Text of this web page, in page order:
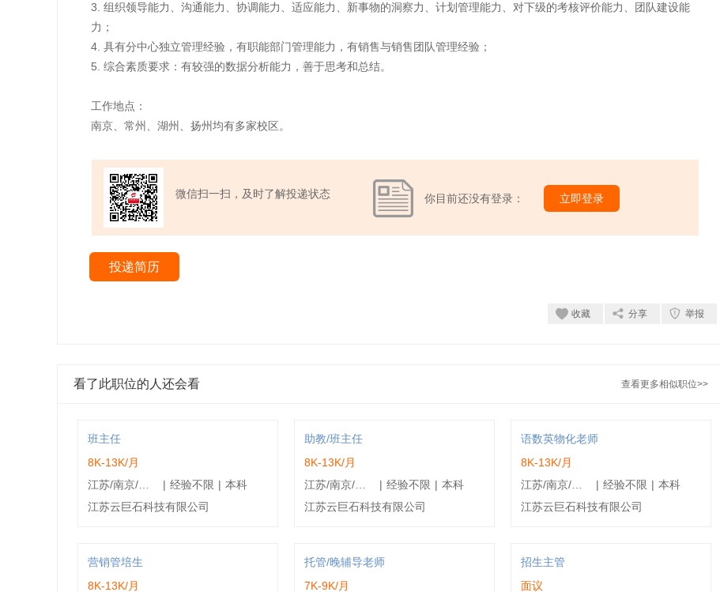
3. 组织领导能力、沟通能力、协调能力、适应能力、新事物的洞察力、计划管理能力、对下级的考核评价能力、团队建设能
力；
4. 具有分中心独立管理经验，有职能部门管理能力，有销售与销售团队管理经验；
5. 综合素质要求：有较强的数据分析能力，善于思考和总结。
工作地点：
南京、常州、湖州、扬州均有多家校区。
微信扫一扫，及时了解投递状态 你目前还没有登录： 立即登录
投递简历
收藏 分享 举报
看了此职位的人还会看 查看更多相似职位>>
班主任
8K-13K/月
| 经验不限 | 本科
江苏云巨石科技有限公司
助教/班主任
8K-13K/月
| 经验不限 | 本科
江苏云巨石科技有限公司
语数英物化老师
8K-13K/月
| 经验不限 | 本科
江苏云巨石科技有限公司
营销管培生
8K-13K/月
托管/晚辅导老师
7K-9K/月
招生主管
面议